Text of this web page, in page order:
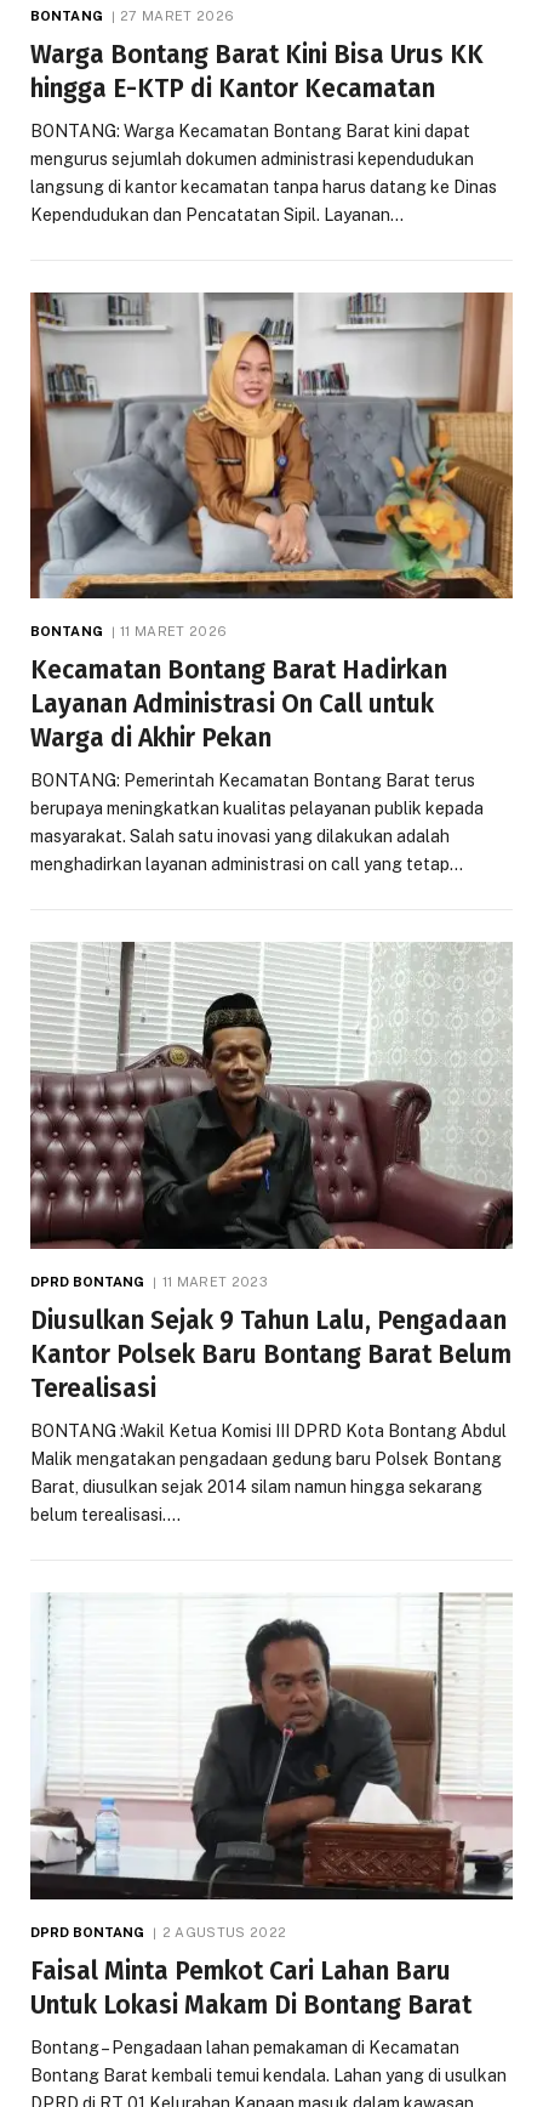
BONTANG 27 MARET 2026
Warga Bontang Barat Kini Bisa Urus KK
hingga E-KTP di Kantor Kecamatan
BONTANG: Warga Kecamatan Bontang Barat kini dapat
mengurus sejumlah dokumen administrasi kependudukan
langsung di kantor kecamatan tanpa harus datang ke Dinas
Kependudukan dan Pencatatan Sipil. Layanan…
BONTANG 11 MARET 2026
Kecamatan Bontang Barat Hadirkan
Layanan Administrasi On Call untuk
Warga di Akhir Pekan
BONTANG: Pemerintah Kecamatan Bontang Barat terus
berupaya meningkatkan kualitas pelayanan publik kepada
masyarakat. Salah satu inovasi yang dilakukan adalah
menghadirkan layanan administrasi on call yang tetap…
DPRD BONTANG 11 MARET 2023
Diusulkan Sejak 9 Tahun Lalu, Pengadaan
Kantor Polsek Baru Bontang Barat Belum
Terealisasi
BONTANG :Wakil Ketua Komisi III DPRD Kota Bontang Abdul
Malik mengatakan pengadaan gedung baru Polsek Bontang
Barat, diusulkan sejak 2014 silam namun hingga sekarang
belum terealisasi.…
DPRD BONTANG 2 AGUSTUS 2022
Faisal Minta Pemkot Cari Lahan Baru
Untuk Lokasi Makam Di Bontang Barat
Bontang – Pengadaan lahan pemakaman di Kecamatan
Bontang Barat kembali temui kendala. Lahan yang di usulkan
DPRD di RT 01 Kelurahan Kanaan masuk dalam kawasan